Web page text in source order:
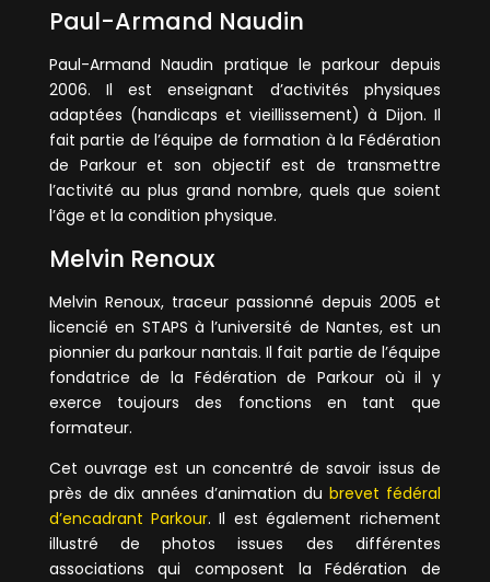
Paul-Armand Naudin
Paul-Armand Naudin pratique le parkour depuis
2006. Il est enseignant d’activités physiques
adaptées (handicaps et vieillissement) à Dijon. Il
fait partie de l’équipe de formation à la Fédération
de Parkour et son objectif est de transmettre
l’activité au plus grand nombre, quels que soient
l’âge et la condition physique.
Melvin Renoux
Melvin Renoux, traceur passionné depuis 2005 et
licencié en STAPS à l’université de Nantes, est un
pionnier du parkour nantais. Il fait partie de l’équipe
fondatrice de la Fédération de Parkour où il y
exerce toujours des fonctions en tant que
formateur.
Cet ouvrage est un concentré de savoir issus de
près de dix années d’animation du brevet fédéral
d’encadrant Parkour. Il est également richement
illustré de photos issues des différentes
associations qui composent la Fédération de